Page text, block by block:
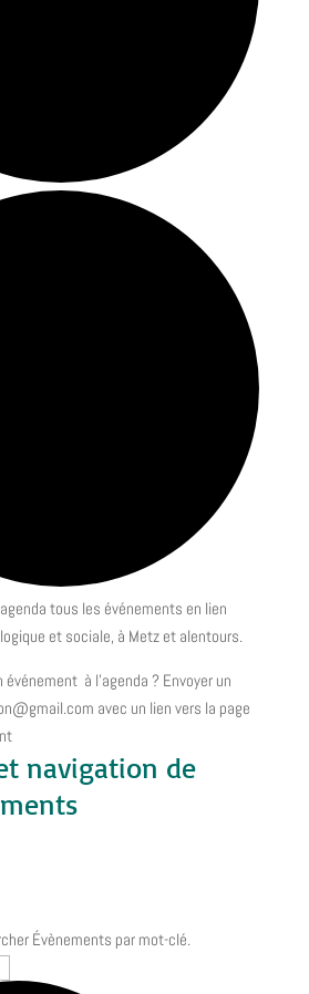
tous les événements en lien
et sociale, à Metz et alentours.
à l’agenda ? Envoyer un
avec un lien vers la page
navigation de
Évènements par mot-clé.